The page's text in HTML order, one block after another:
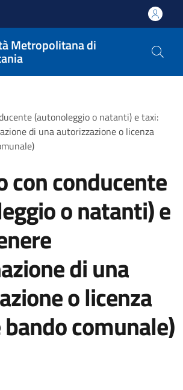
Metropolitana di
(autonoleggio o natanti) e taxi:
di una autorizzazione o licenza
con conducente
o natanti) e
di una
o licenza
comunale)